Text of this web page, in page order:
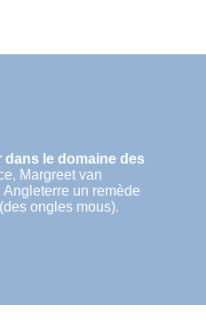
dans le domaine des
Margreet van
un remède
ongles mous).